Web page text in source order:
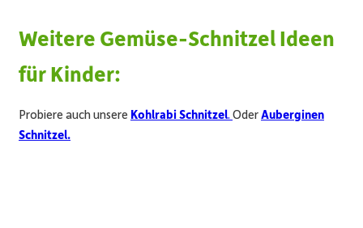
Weitere Gemüse-Schnitzel Ideen
für Kinder:
Probiere auch unsere Kohlrabi Schnitzel. OderAuberginen
Schnitzel.